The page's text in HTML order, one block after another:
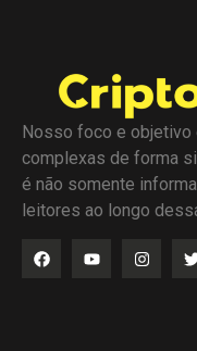
Nosso foco e objetivo
complexas de forma
é não somente
leitores ao longo